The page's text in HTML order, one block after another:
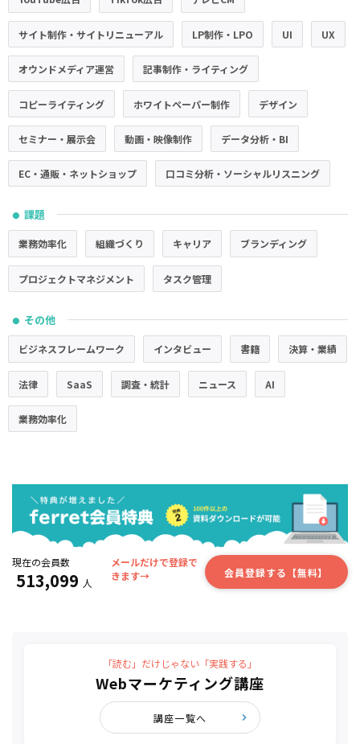
サイト制作・サイトリニューアル LP制作・LPO UI UX
オウンドメディア運営 記事制作・ライティング
コピーライティング ホワイトペーパー制作 デザイン
セミナー・展示会 動画・映像制作 データ分析・BI
EC・通販・ネットショップ 口コミ分析・ソーシャルリスニング
● 課題
業務効率化 組織づくり キャリア ブランディング
プロジェクトマネジメント タスク管理
● その他
ビジネスフレームワーク インタビュー 書籍 決算・業績
法律 SaaS 調査・統計 ニュース AI
業務効率化
現在の会員数
513,099 人
メールだけで登録で
きます→
会員登録する【無料】
「読む」だけじゃない「実践する」
Webマーケティング講座
講座一覧へ